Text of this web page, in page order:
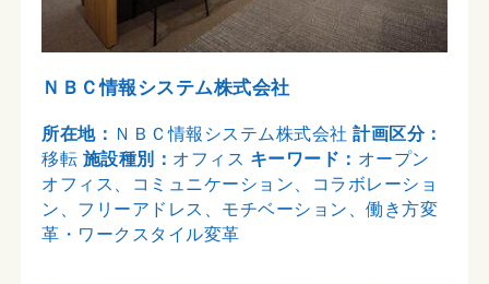
ＮＢＣ情報システム株式会社
所在地： ＮＢＣ情報システム株式会社計画区分：
移転 施設種別： オフィス キーワード： オープン
オフィス、コミュニケーション、コラボレーショ
ン、フリーアドレス、モチベーション、働き方変
革・ワークスタイル変革